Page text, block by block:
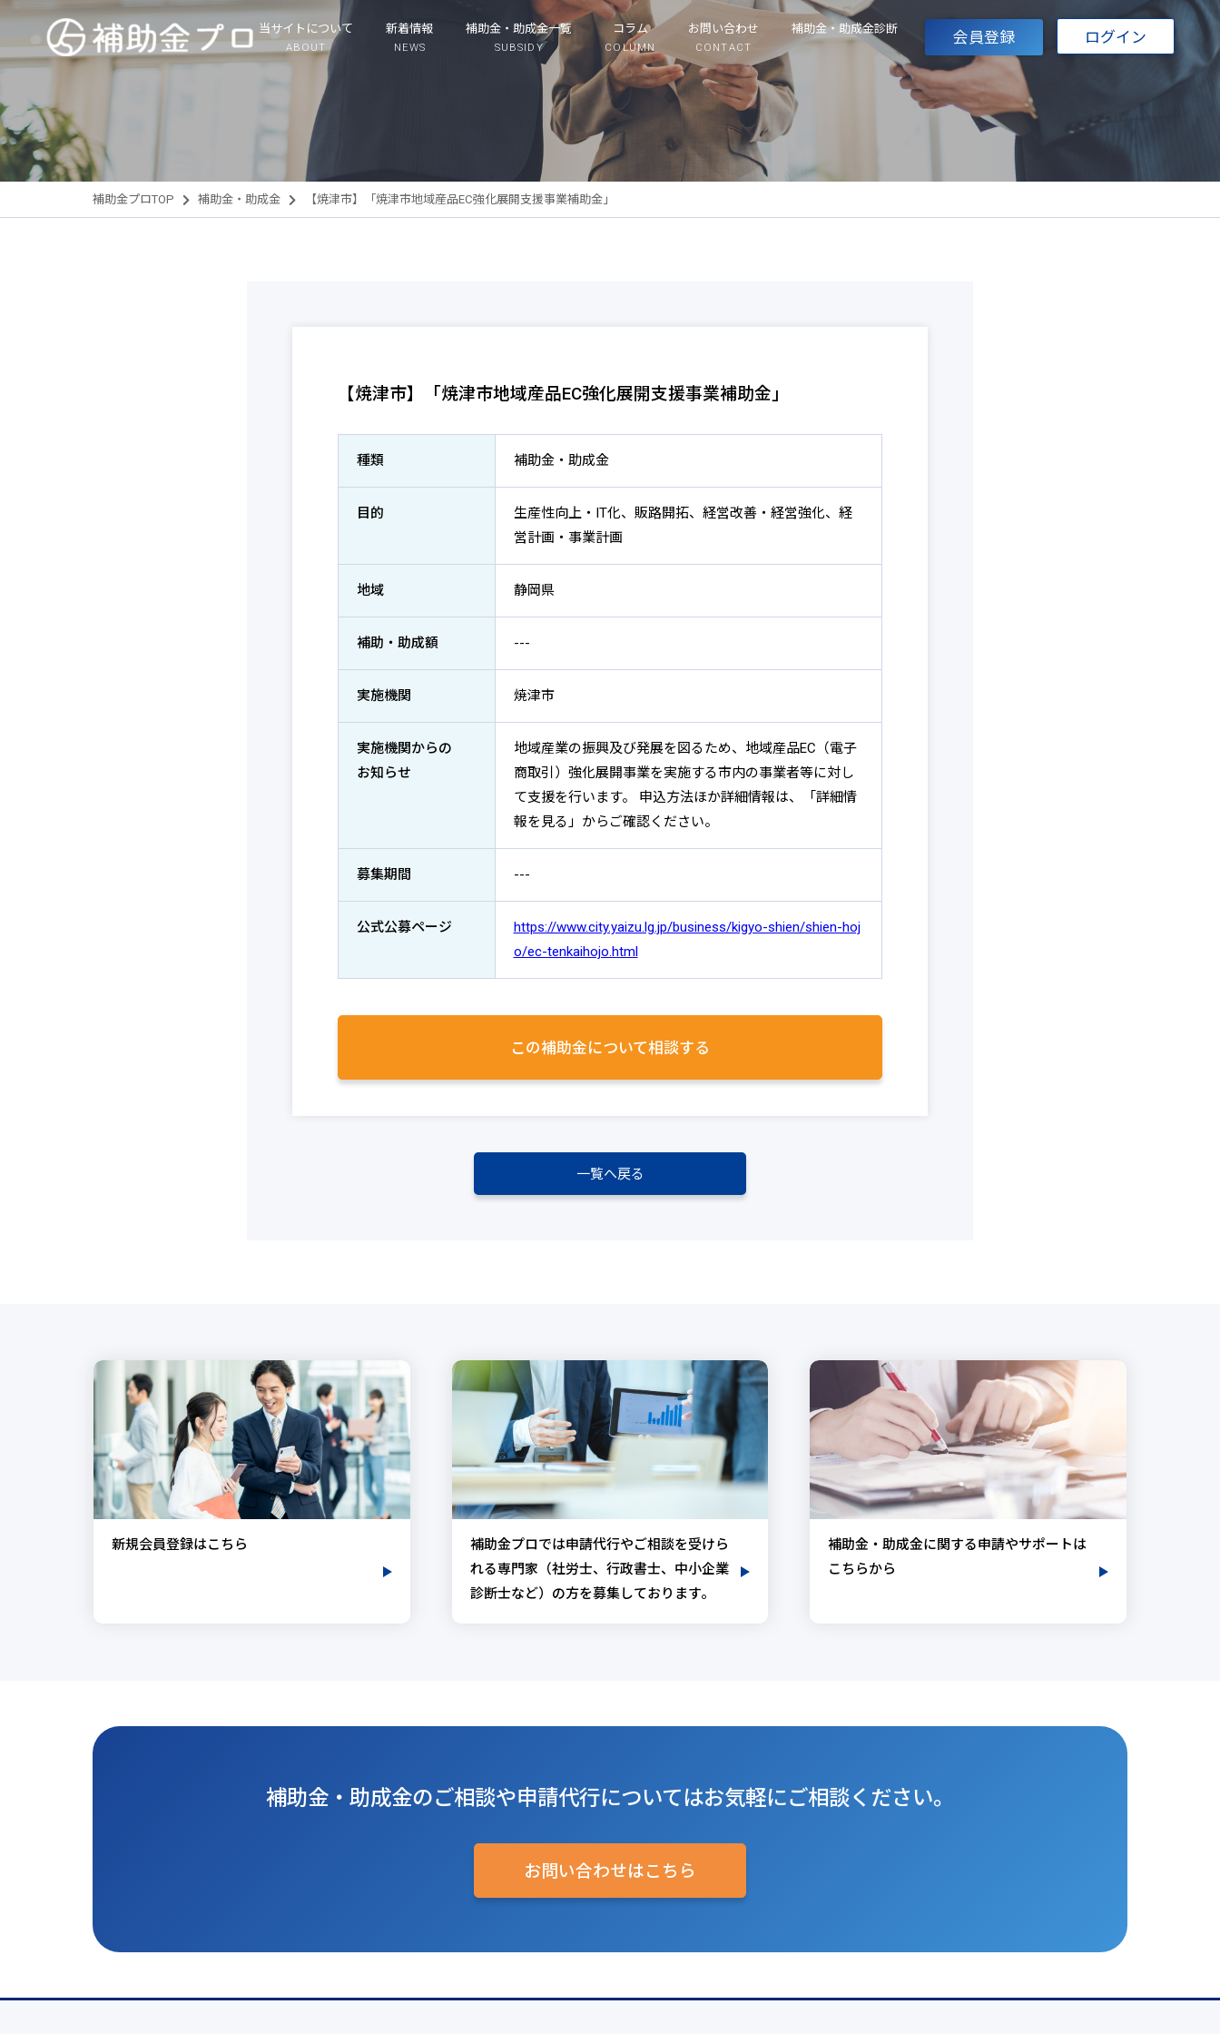
当サイトについて
ABOUT
新着情報
NEWS
補助金・助成金一覧
SUBSIDY
コラム
COLUMN
お問い合わせ
CONTACT
補助金・助成金診断 会員登録 ログイン
補助金プロTOP 補助金・助成金 【焼津市】「焼津市地域産品EC強化展開支援事業補助金」
【焼津市】「焼津市地域産品EC強化展開支援事業補助金」
種類 補助金・助成金
目的
生産性向上・IT化、販路開拓、経営改善・経営強化、経
営計画・事業計画
地域 静岡県
補助・助成額 ---
実施機関 焼津市
実施機関からの
お知らせ
地域産業の振興及び発展を図るため、地域産品EC（電子
商取引）強化展開事業を実施する市内の事業者等に対し
て支援を行います。 申込方法ほか詳細情報は、「詳細情
報を見る」からご確認ください。
募集期間 ---
公式公募ページ
https://www.city.yaizu.lg.jp/business/kigyo-shien/shien-hoj
o/ec-tenkaihojo.html
この補助金について相談する
一覧へ戻る
新規会員登録はこちら
補助金プロでは申請代行やご相談を受けら
れる専門家（社労士、行政書士、中小企業
診断士など）の方を募集しております。
補助金・助成金に関する申請やサポートは
こちらから
補助金・助成金のご相談や申請代行についてはお気軽にご相談ください。
お問い合わせはこちら